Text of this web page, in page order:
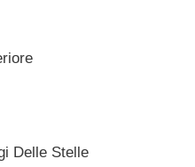
Delle Stelle